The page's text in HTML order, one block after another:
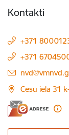
Kontakti
+371
+371
E-pasts:
Cēsu iela 31